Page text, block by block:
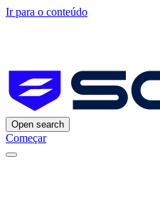
Ir para o conteúdo
Open search
Começar